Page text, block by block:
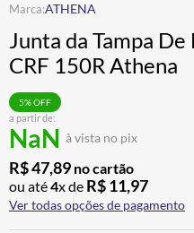
ATHENA
Junta da Tampa
CRF 150R Athena
a partir de:
NaN à vista no pix
5% OFF
R$47,89 no cartão
ou até4x de R$11,97
Ver todas opções de pagamento
4º ÓCULOS SOLAR
5º LUVA
6º BAU
7º
8 º CALÇA
9º BOTAS
10º AIROH